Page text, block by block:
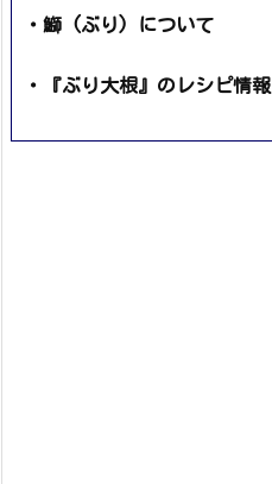
・鰤 (ぶり) について
・『ぶり大根』のレシピ情報